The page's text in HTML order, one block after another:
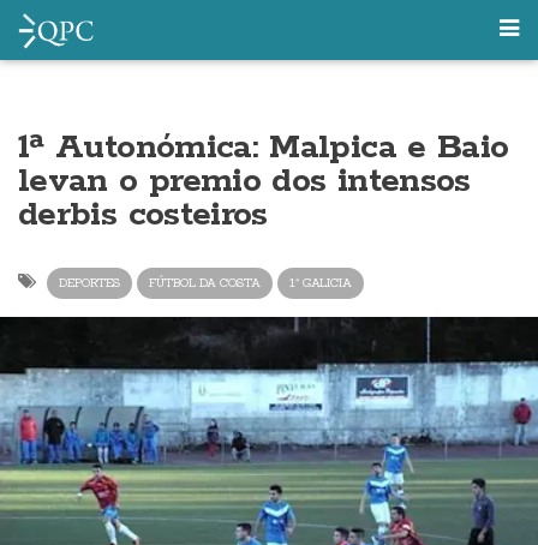
1ª Autonómica: Malpica e Baio
levan o premio dos intensos
derbis costeiros
DEPORTES FÚTBOL DA COSTA 1ª GALICIA